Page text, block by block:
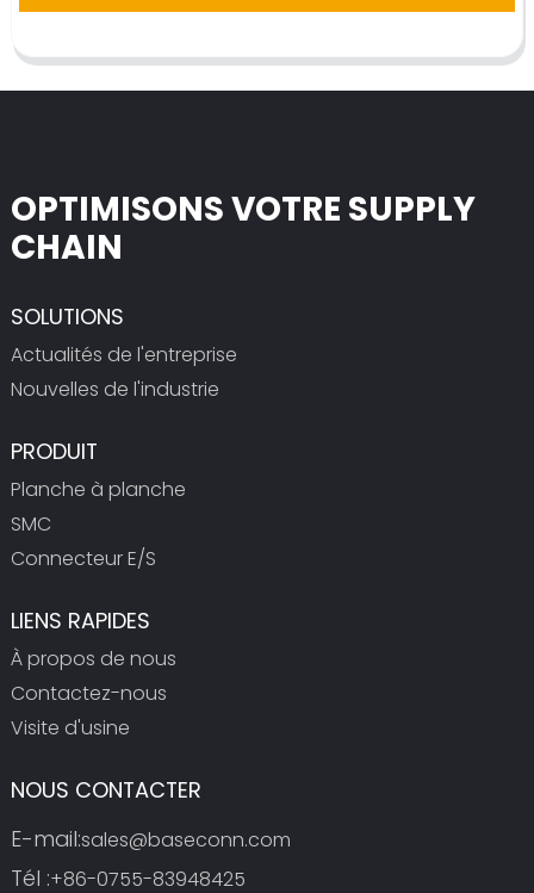
OPTIMISONS VOTRE SUPPLY
CHAIN
SOLUTIONS
Actualités de l'entreprise
Nouvelles de l'industrie
PRODUIT
Planche à planche
SMC
Connecteur E/S
LIENS RAPIDES
À propos de nous
Contactez-nous
Visite d'usine
NOUS CONTACTER
E-mail:sales@baseconn.com
Tél :+86-0755-83948425